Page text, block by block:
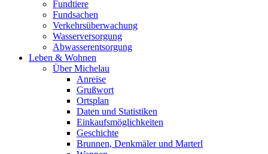
Fundtiere
Fundsachen
Verkehrsüberwachung
Wasserversorgung
Abwasserentsorgung
Leben & Wohnen
Über Michelau
Anreise
Grußwort
Ortsplan
Daten und Statistiken
Einkaufsmöglichkeiten
Geschichte
Brunnen, Denkmäler und Marterl